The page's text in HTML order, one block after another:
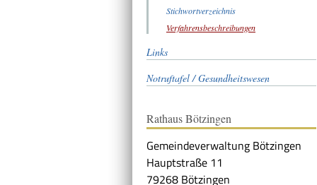
Stichwortverzeichnis
Verfahrensbeschreibungen
Links
Notruftafel / Gesundheitswesen
Rathaus Bötzingen
Gemeindeverwaltung Bötzingen
Hauptstraße 11
79268 Bötzingen